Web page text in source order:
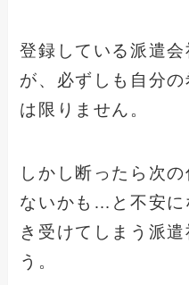
登録している派遣
が、必ずしも自分
は限りません。
しかし断ったら次
ないかも…と不安に
き受けてしまう派
う。